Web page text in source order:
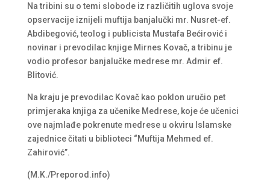
Na tribini su o temi slobode iz različitih uglova svoje
opservacije iznijeli muftija banjalučki mr. Nusret-ef.
Abdibegović, teolog i publicista Mustafa Bećirović i
novinar i prevodilac knjige Mirnes Kovač, a tribinu je
vodio profesor banjalučke medrese mr. Admir ef.
Blitović.
Na kraju je prevodilac Kovač kao poklon uručio pet
primjeraka knjiga za učenike Medrese, koje će učenici
ove najmlađe pokrenute medrese u okviru Islamske
zajednice čitati u biblioteci “Muftija Mehmed ef.
Zahirović”.
(M.K./Preporod.info)